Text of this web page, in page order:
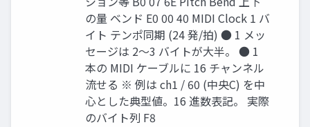
の量 ベンド E0 00 40 MIDI Clock 1 バ
イト テンポ同期 (24 発/拍) ● 1 メッ
セージは 2〜3 バイトが大半。 ● 1
本の MIDI ケーブルに 16 チャンネル
流せる ※ 例は ch1 / 60 (中央C) を中
心とした典型値。16 進数表記。 実際
のバイト列 F8